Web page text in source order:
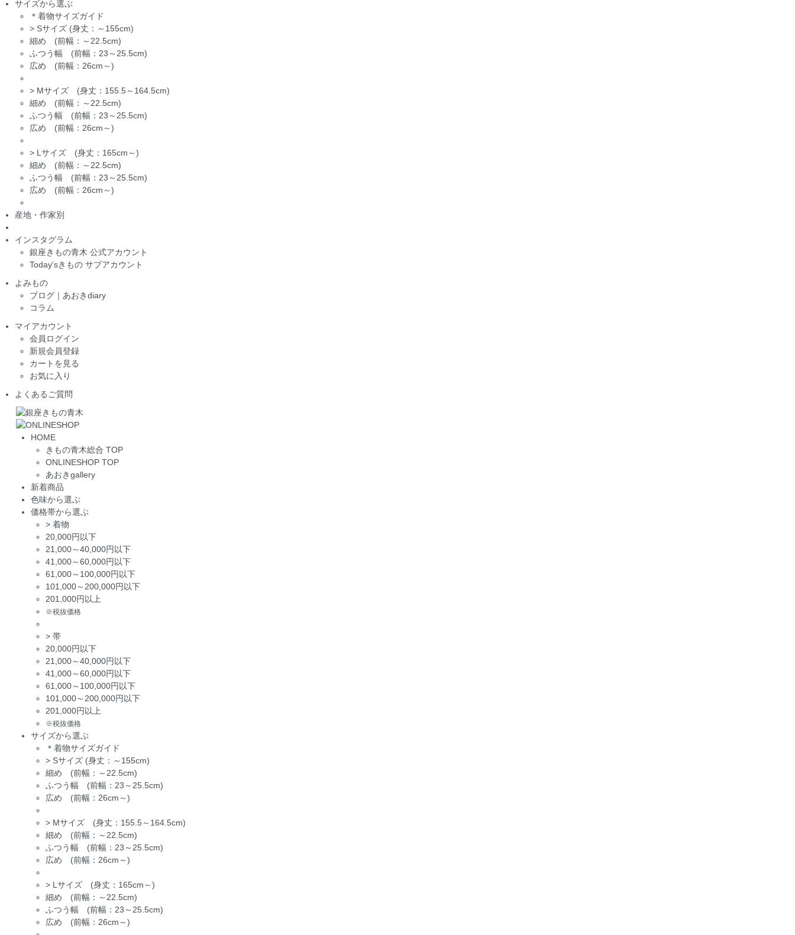
サイズから選ぶ
＊着物サイズガイド
> Sサイズ (身丈：～155cm)
細め (前幅：～22.5cm)
ふつう幅 (前幅：23～25.5cm)
広め (前幅：26cm～)
> Mサイズ (身丈：155.5～164.5cm)
細め (前幅：～22.5cm)
ふつう幅 (前幅：23～25.5cm)
広め (前幅：26cm～)
> Lサイズ (身丈：165cm～)
細め (前幅：～22.5cm)
ふつう幅 (前幅：23～25.5cm)
広め (前幅：26cm～)
産地・作家別
インスタグラム
銀座きもの青木 公式アカウント
Today'sきもの サブアカウント
よみもの
ブログ｜あおきdiary
コラム
マイアカウント
会員ログイン
新規会員登録
カートを見る
お気に入り
よくあるご質問
HOME
きもの青木総合 TOP
ONLINESHOP TOP
あおきgallery
新着商品
色味から選ぶ
価格帯から選ぶ
> 着物
20,000円以下
21,000～40,000円以下
41,000～60,000円以下
61,000～100,000円以下
101,000～200,000円以下
201,000円以上
※税抜価格
> 帯
20,000円以下
21,000～40,000円以下
41,000～60,000円以下
61,000～100,000円以下
101,000～200,000円以下
201,000円以上
※税抜価格
サイズから選ぶ
＊着物サイズガイド
> Sサイズ (身丈：～155cm)
細め (前幅：～22.5cm)
ふつう幅 (前幅：23～25.5cm)
広め (前幅：26cm～)
> Mサイズ (身丈：155.5～164.5cm)
細め (前幅：～22.5cm)
ふつう幅 (前幅：23～25.5cm)
広め (前幅：26cm～)
> Lサイズ (身丈：165cm～)
細め (前幅：～22.5cm)
ふつう幅 (前幅：23～25.5cm)
広め (前幅：26cm～)